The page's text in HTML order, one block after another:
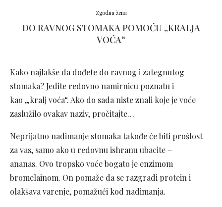
Zgodna žena
DO RAVNOG STOMAKA POMOĆU „KRALJA
VOĆA“
Kako najlakše da dođete do ravnog i zategnutog
stomaka? Jedite redovno namirnicu poznatu i
kao „kralj voća“. Ako do sada niste znali koje je voće
zaslužilo ovakav naziv, pročitajte…
Neprijatno nadimanje stomaka takođe će biti prošlost
za vas, samo ako u redovnu ishranu ubacite –
ananas. Ovo tropsko voće bogato je enzimom
bromelainom. On pomaže da se razgradi protein i
olakšava varenje, pomažući kod nadimanja.